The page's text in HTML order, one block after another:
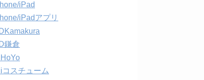
iPad
iPadアプリ
鎌倉
コスチューム